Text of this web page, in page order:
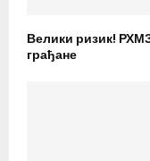
Велики ризик!
грађане